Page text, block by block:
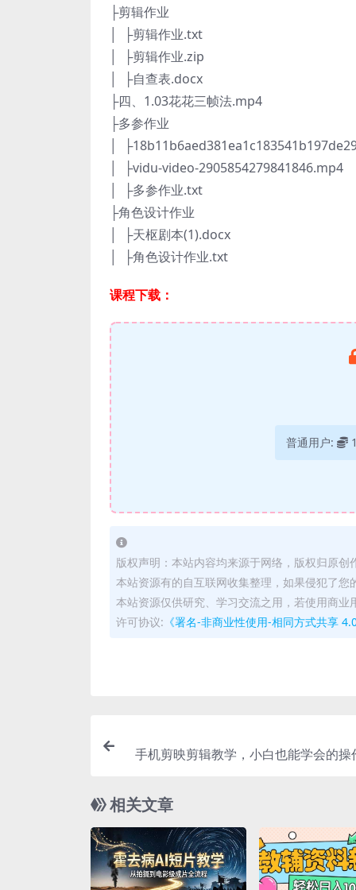
├剪辑作业
│ ├剪辑作业.txt
│ ├剪辑作业.zip
│ ├自查表.docx
├四、1.03花花三帧法.mp4
├多参作业
│
│ ├vidu-video-2905854279841846.mp4
│ ├多参作业.txt
├角色设计作业
│ ├天枢剧本(1).docx
│ ├角色设计作业.txt
课程下载：
普通用户:
版权声明：本站内容均来源于网络，版权归原创
本站资源有的自互联网收集整理，如果侵犯了您
本站资源仅供研究、学习交流之用，若使用商
许可协议: 《署名-非商业性使用-相同方式共享
手机剪映剪辑教学，小白也能学会的操
相关文章